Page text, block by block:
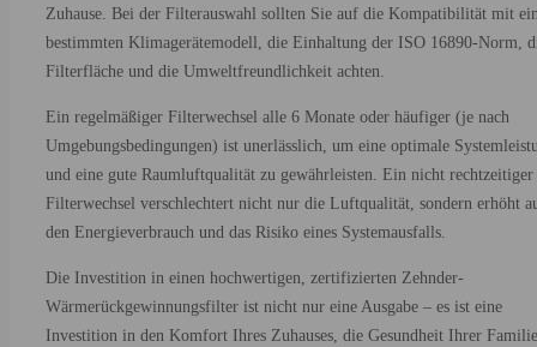
Zuhause. Bei der Filterauswahl sollten Sie auf die Kompatibilität mit
bestimmten Klimagerätemodell, die Einhaltung der ISO 16890-Norm,
Filterfläche und die Umweltfreundlichkeit achten.
Ein regelmäßiger Filterwechsel alle 6 Monate oder häufiger (je nach
Umgebungsbedingungen) ist unerlässlich, um eine optimale
und eine gute Raumluftqualität zu gewährleisten. Ein nicht rechtzeitiger
Filterwechsel verschlechtert nicht nur die Luftqualität, sondern erhöht
den Energieverbrauch und das Risiko eines Systemausfalls.
Die Investition in einen hochwertigen, zertifizierten Zehnder-
Wärmerückgewinnungsfilter ist nicht nur eine Ausgabe – es ist eine
Investition in den Komfort Ihres Zuhauses, die Gesundheit Ihrer Familie